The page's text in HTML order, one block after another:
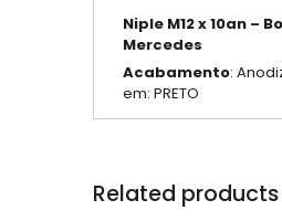
Niple M12 x 10an –
Mercedes
Acabamento:
em: PRETO
Related products